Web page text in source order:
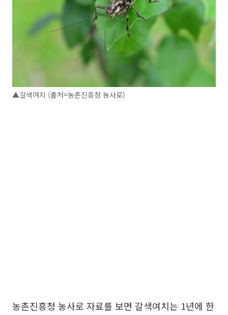
▲갈색여치 (출처=농촌진흥청 농사로)
농촌진흥청 농사로 자료를 보면 갈색여치는 1년에 한